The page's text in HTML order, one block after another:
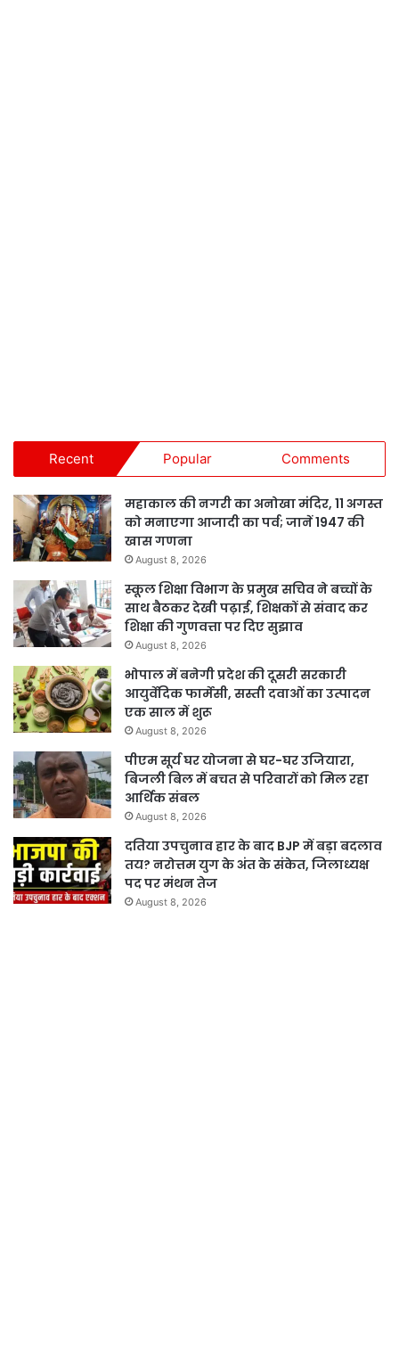
Recent Popular Comments
महाकाल की नगरी का अनोखा मंदिर, 11 अगस्त
को मनाएगा आजादी का पर्व; जानें 1947 की
खास गणना
August 8, 2026
स्कूल शिक्षा विभाग के प्रमुख सचिव ने बच्चों के
साथ बैठकर देखी पढ़ाई, शिक्षकों से संवाद कर
शिक्षा की गुणवत्ता पर दिए सुझाव
August 8, 2026
भोपाल में बनेगी प्रदेश की दूसरी सरकारी
आयुर्वेदिक फार्मेसी, सस्ती दवाओं का उत्पादन
एक साल में शुरू
August 8, 2026
पीएम सूर्य घर योजना से घर-घर उजियारा,
बिजली बिल में बचत से परिवारों को मिल रहा
आर्थिक संबल
August 8, 2026
दतिया उपचुनाव हार के बाद BJP में बड़ा बदलाव
तय? नरोत्तम युग के अंत के संकेत, जिलाध्यक्ष
पद पर मंथन तेज
August 8, 2026